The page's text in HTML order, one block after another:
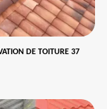
DE TOITURE 37